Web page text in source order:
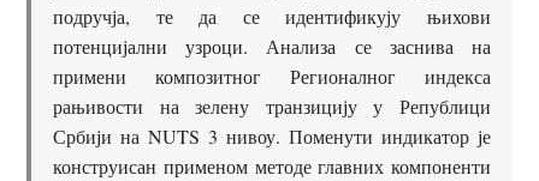
подручја, те да се идентификују њихови
потенцијални узроци. Анализа се заснива на
примени композитног Регионалног индекса
рањивости на зелену транзицију у Републици
Србији на NUTS 3 нивоу. Поменути индикатор је
конструисан применом методе главних компоненти